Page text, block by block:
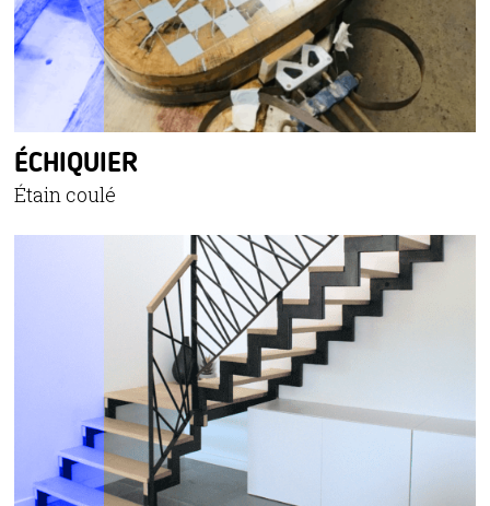
ÉCHIQUIER
Étain coulé